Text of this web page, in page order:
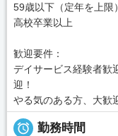
59歳以下（定年を上限）
高校卒業以上
歓迎要件：
デイサービス経験者歓
迎！
やる気のある方、大歓
 勤務時間